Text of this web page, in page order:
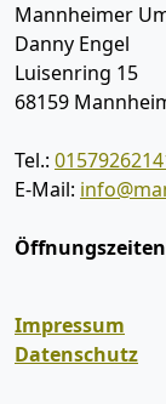
Mannheimer
Danny Engel
Luisenring 15
68159
Tel.:
E-Mail:
Impressum
Datenschutz